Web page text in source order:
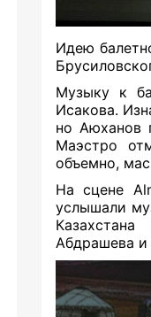
Идею
Музыку к
Исакова.
но Аюханов
Маэстро
объемно,
На сцене
услышали
Абдрашева и